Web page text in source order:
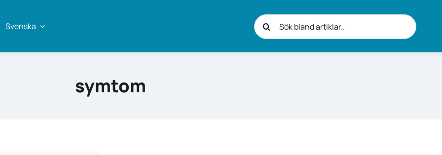
Svenska
Sök
efter:
symtom